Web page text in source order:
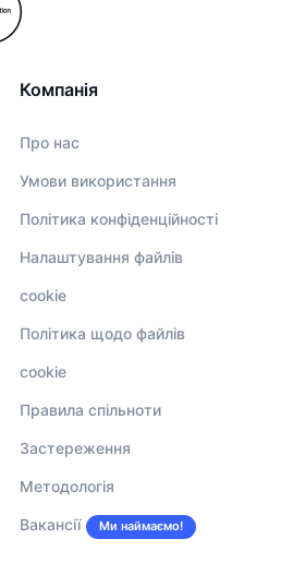
Компанія
Про нас
Умови використання
Політика конфіденційності
Налаштування файлів
cookie
Політика щодо файлів
cookie
Правила спільноти
Застереження
Методологія
Вакансії Ми наймаємо!